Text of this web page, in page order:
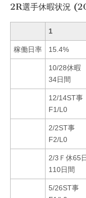
2R選手休暇状況
1
稼働日率 15.4%
10/28休暇
34日間
12/14ST事
F1/L0
2/2ST事
F2/L0
2/3Ｆ休65
110日間
5/26ST事